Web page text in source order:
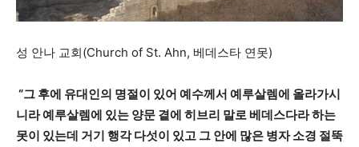
성 안나 교회(Church of St. Ahn, 베데스타 연못)
“그 후에 유대인의 명절이 있어 예수께서 예루살렘에 올라가시
니라 예루살렘에 있는 양문 곁에 히브리 말로 베데스다라 하는
못이 있는데 거기 행각 다섯이 있고 그 안에 많은 병자 소경 절뚝